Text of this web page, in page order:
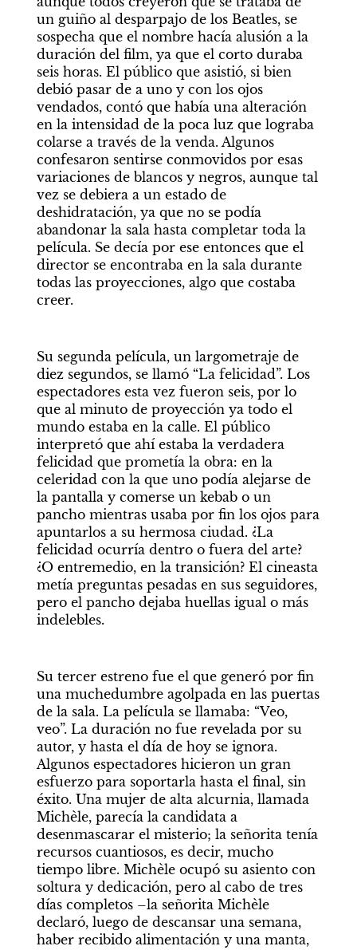
un guiño al desparpajo de los Beatles, se
sospecha que el nombre hacía alusión a la
duración del film, ya que el corto duraba
seis horas. El público que asistió, si bien
debió pasar de a uno y con los ojos
vendados, contó que había una alteración
en la intensidad de la poca luz que lograba
colarse a través de la venda. Algunos
confesaron sentirse conmovidos por esas
variaciones de blancos y negros, aunque tal
vez se debiera a un estado de
deshidratación, ya que no se podía
abandonar la sala hasta completar toda la
película. Se decía por ese entonces que el
director se encontraba en la sala durante
todas las proyecciones, algo que costaba
creer.
Su segunda película, un largometraje de
diez segundos, se llamó “La felicidad”. Los
espectadores esta vez fueron seis, por lo
que al minuto de proyección ya todo el
mundo estaba en la calle. El público
interpretó que ahí estaba la verdadera
felicidad que prometía la obra: en la
celeridad con la que uno podía alejarse de
la pantalla y comerse un kebab o un
pancho mientras usaba por fin los ojos para
apuntarlos a su hermosa ciudad. ¿La
felicidad ocurría dentro o fuera del arte?
¿O entremedio, en la transición? El cineasta
metía preguntas pesadas en sus seguidores,
pero el pancho dejaba huellas igual o más
indelebles.
Su tercer estreno fue el que generó por fin
una muchedumbre agolpada en las puertas
de la sala. La película se llamaba: “Veo,
veo”. La duración no fue revelada por su
autor, y hasta el día de hoy se ignora.
Algunos espectadores hicieron un gran
esfuerzo para soportarla hasta el final, sin
éxito. Una mujer de alta alcurnia, llamada
Michèle, parecía la candidata a
desenmascarar el misterio; la señorita tenía
recursos cuantiosos, es decir, mucho
tiempo libre. Michèle ocupó su asiento con
soltura y dedicación, pero al cabo de tres
días completos –la señorita Michèle
declaró, luego de descansar una semana,
haber recibido alimentación y una manta,